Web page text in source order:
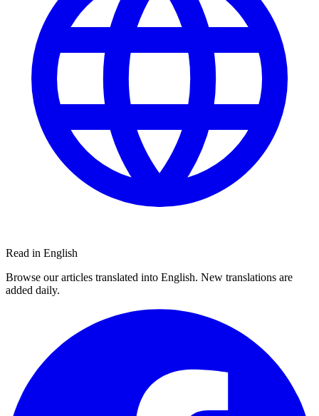
Read in English
Browse our articles translated into English. New translations are
added daily.